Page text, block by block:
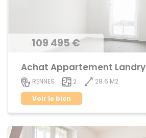
109 495 €
Achat Appartement Landry
RENNES 2
28.6 M2
Voir le bien